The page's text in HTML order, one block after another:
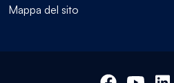
Mappa del sito